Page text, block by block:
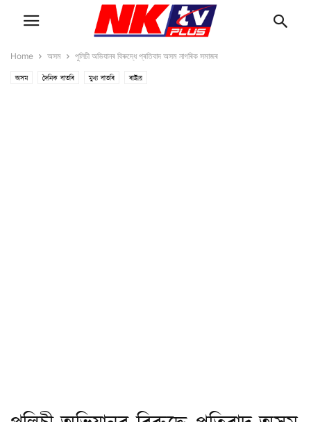
Home অসম পুলিচী অভিযানৰ বিৰুদ্ধে প্ৰতিবাদ অসম নাগৰিক সমাজৰ
অসম দৈনিক বাতৰি মুখ্য বাতৰি ৰাষ্ট্ৰীয়